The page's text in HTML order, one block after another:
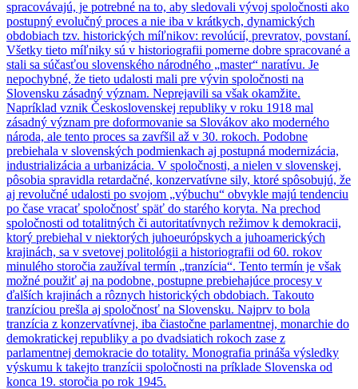
spracovávajú, je potrebné na to, aby sledovali vývoj spoločnosti ako
postupný evolučný proces a nie iba v krátkych, dynamických
obdobiach tzv. historických míľnikov: revolúcií, prevratov, povstaní.
Všetky tieto míľniky sú v historiografii pomerne dobre spracované a
stali sa súčasťou slovenského národného „master“ naratívu. Je
nepochybné, že tieto udalosti mali pre vývin spoločnosti na
Slovensku zásadný význam. Neprejavili sa však okamžite.
Napríklad vznik Československej republiky v roku 1918 mal
zásadný význam pre doformovanie sa Slovákov ako moderného
národa, ale tento proces sa zavŕšil až v 30. rokoch. Podobne
prebiehala v slovenských podmienkach aj postupná modernizácia,
industrializácia a urbanizácia. V spoločnosti, a nielen v slovenskej,
pôsobia spravidla retardačné, konzervatívne sily, ktoré spôsobujú, že
aj revolučné udalosti po svojom „výbuchu“ obvykle majú tendenciu
po čase vracať spoločnosť späť do starého koryta. Na prechod
spoločnosti od totalitných či autoritatívnych režimov k demokracii,
ktorý prebiehal v niektorých juhoeurópskych a juhoamerických
krajinách, sa v svetovej politológii a historiografii od 60. rokov
minulého storočia zaužíval termín „tranzícia“. Tento termín je však
možné použiť aj na podobne, postupne prebiehajúce procesy v
ďalších krajinách a rôznych historických obdobiach. Takouto
tranzíciou prešla aj spoločnosť na Slovensku. Najprv to bola
tranzícia z konzervatívnej, iba čiastočne parlamentnej, monarchie do
demokratickej republiky a po dvadsiatich rokoch zase z
parlamentnej demokracie do totality. Monografia prináša výsledky
výskumu k takejto tranzícii spoločnosti na príklade Slovenska od
konca 19. storočia po rok 1945.